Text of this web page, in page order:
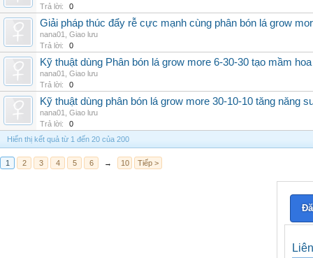
Trả lời:
0
Giải pháp thúc đẩy rễ cực mạnh cùng phân bón lá grow
nana01
Giao lưu
Trả lời:
0
Kỹ thuật dùng Phân bón lá grow more 6-30-30 tạo mầm hoa
nana01
Giao lưu
Trả lời:
0
Kỹ thuật dùng phân bón lá grow more 30-10-10 tăng năng
nana01
Giao lưu
Trả lời:
0
Hiển thị kết quả từ 1 đến 20 của 200
1 2 3 4 5 6 → 10 Tiếp >